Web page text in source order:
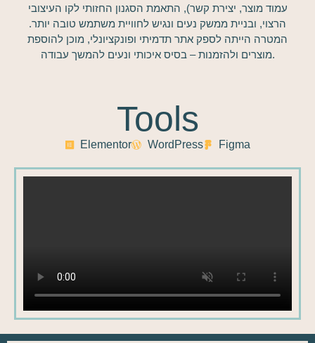
עמוד מוצר, יצירת קשר), התאמת הסגנון החזותי לקו העיצובי
הרצוי, ובניית ממשק נעים ונגיש לחוויית משתמש טובה יותר.
המטרה הייתה לספק אתר תדמיתי ופונקציונלי, מוכן להוספת
מוצרים ולהזמנות – בסיס איכותי ונעים להמשך עבודה.
Tools
Elementor WordPress Figma